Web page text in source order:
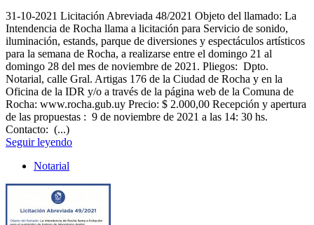
31-10-2021 Licitación Abreviada 48/2021 Objeto del llamado: La
Intendencia de Rocha llama a licitación para Servicio de sonido,
iluminación, estands, parque de diversiones y espectáculos artísticos
para la semana de Rocha, a realizarse entre el domingo 21 al
domingo 28 del mes de noviembre de 2021. Pliegos: Dpto.
Notarial, calle Gral. Artigas 176 de la Ciudad de Rocha y en la
Oficina de la IDR y/o a través de la página web de la Comuna de
Rocha: www.rocha.gub.uy Precio: $ 2.000,00 Recepción y apertura
de las propuestas : 9 de noviembre de 2021 a las 14: 30 hs.
Contacto: (...)
Seguir leyendo
Notarial